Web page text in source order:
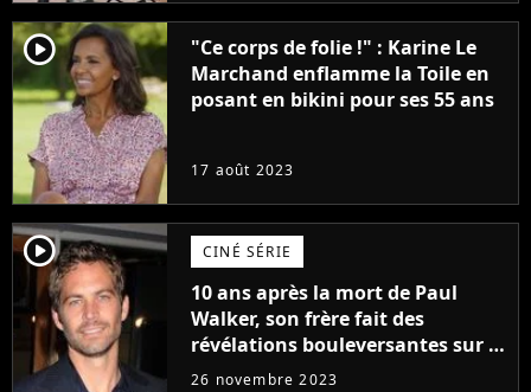
player2
"Ce corps de folie !" : Karine Le
Marchand enflamme la Toile en
posant en bikini pour ses 55 ans
17 août 2023
player2 CINÉ SÉRIE
10 ans après la mort de Paul
Walker, son frère fait des
révélations bouleversantes sur la
réaction des acteurs de Fast and
26 novembre 2023